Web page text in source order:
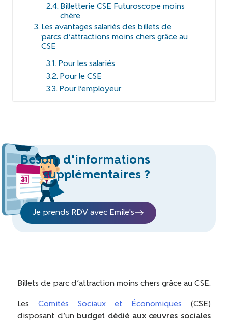
Billetterie CSE Futuroscope moins
chère
Les avantages salariés des billets de
parcs d’attractions moins chers grâce au
CSE
Pour les salariés
Pour le CSE
Pour l’employeur
Besoin d'informations
supplémentaires ?
Je prends RDV avec Emile's
Billets de parc d’attraction moins chers grâce au CSE.
Les Comités Sociaux et Économiques (CSE)
disposant d’un budget dédié aux œuvres sociales